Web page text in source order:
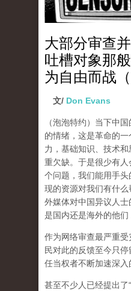
大部分审查
吐槽对象那
为自由而战（
文/ Don Evans
（泡泡特约） 当下中
的情绪，这是革命的
力，基础知识、技术
重欠缺。于是很少有人
个问题，我们能用手
现的资源对我们有什
外媒体对中国异议人
是国内还是海外的他们
作为网络审查最严重
民对此的反馈至今只
任当权者不断加速深入
甚至不少人已经提出了